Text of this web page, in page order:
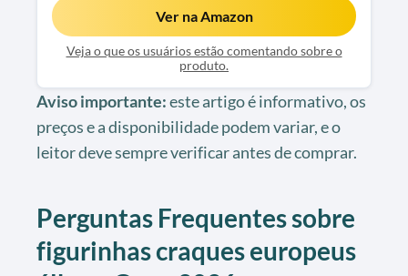
Ver na Amazon
Veja o que os usuários estão comentando sobre o
produto.
Aviso importante:este artigo é informativo, os
preços e a disponibilidade podem variar, e o
leitor deve sempre verificar antes de comprar.
Perguntas Frequentes sobre
figurinhas craques europeus